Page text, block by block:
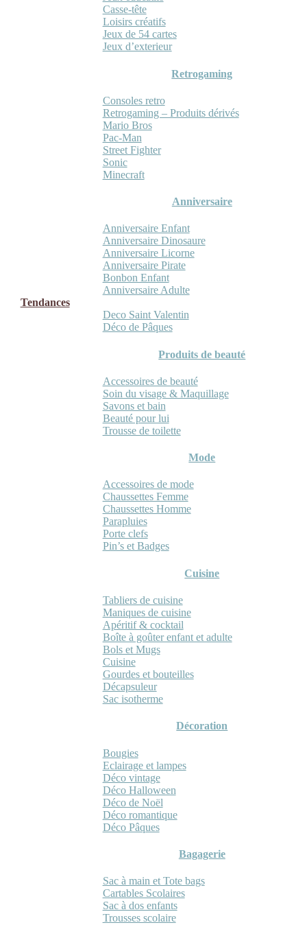
Casse-tête
Loisirs créatifs
Jeux de 54 cartes
Jeux d’exterieur
Retrogaming
Consoles retro
Retrogaming – Produits dérivés
Mario Bros
Pac-Man
Street Fighter
Sonic
Minecraft
Anniversaire
Anniversaire Enfant
Anniversaire Dinosaure
Anniversaire Licorne
Anniversaire Pirate
Bonbon Enfant
Anniversaire Adulte
Tendances
Deco Saint Valentin
Déco de Pâques
Produits de beauté
Accessoires de beauté
Soin du visage & Maquillage
Savons et bain
Beauté pour lui
Trousse de toilette
Mode
Accessoires de mode
Chaussettes Femme
Chaussettes Homme
Parapluies
Porte clefs
Pin’s et Badges
Cuisine
Tabliers de cuisine
Maniques de cuisine
Apéritif & cocktail
Boîte à goûter enfant et adulte
Bols et Mugs
Cuisine
Gourdes et bouteilles
Décapsuleur
Sac isotherme
Décoration
Bougies
Eclairage et lampes
Déco vintage
Déco Halloween
Déco de Noël
Déco romantique
Déco Pâques
Bagagerie
Sac à main et Tote bags
Cartables Scolaires
Sac à dos enfants
Trousses scolaire